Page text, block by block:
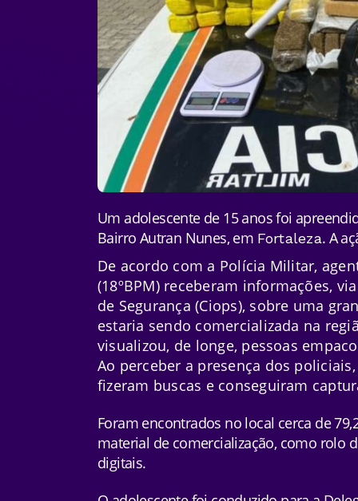
Um adolescente de 15 anos foi
Bairro Autran Nunes, em Fortaleza. A
De acordo com a Polícia Militar,
(18ºBPM) receberam informações,
de Segurança (Ciops), sobre uma
estaria sendo comercializada na
visualizou, de longe, pessoas
Ao perceber a presença dos
fizeram buscas e conseguiram
Foram encontrados no local cerca de
material de comercialização, como rolo
digitais.